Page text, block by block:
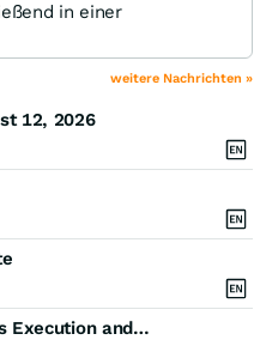
in einer
weitere Nachrichten »
12, 2026
Marchex Introduces Agent Behavior Solutions to Help Businesses Improve Sales Execution and Customer Experience